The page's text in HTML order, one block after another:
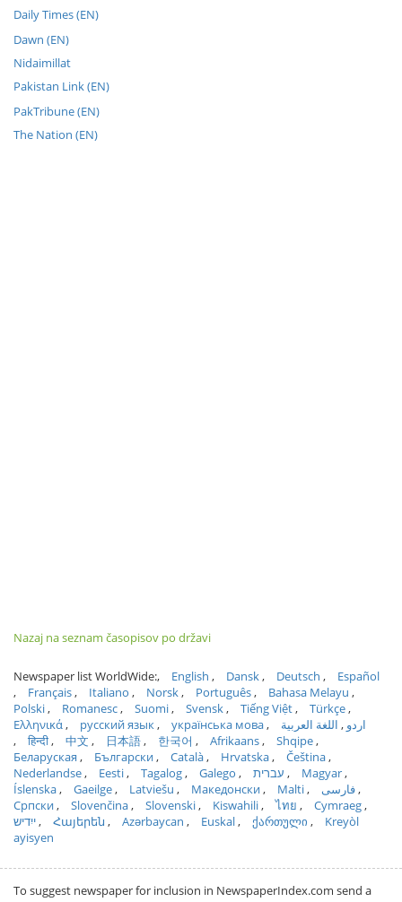
Daily Times (EN)
Dawn (EN)
Nidaimillat
Pakistan Link (EN)
PakTribune (EN)
The Nation (EN)
Nazaj na seznam časopisov po državi
Newspaper list WorldWide: English Dansk Deutsch
Español
Français
Italiano Norsk Português
Bahasa Melayu
Polski
Romanesc Suomi Svensk Tiếng Việt
Türkçe
Ελληνικά
русский язык українська мова اردو
اللغة العربية
हिन्दी
中文 日本語 한국어 Afrikaans
Shqipe
Беларуская
Български Català Hrvatska
Čeština
Nederlandse
Eesti Tagalog Galego עברית
Magyar
Íslenska
Gaeilge Latviešu Македонски Malti
فارسی
Српски
Slovenčina Slovenski Kiswahili ไทย
Cymraeg
ייִדיש
Հայերեն Azərbaycan Euskal ქართული
Kreyòl
ayisyen
To suggest newspaper for inclusion in NewspaperIndex.com send a